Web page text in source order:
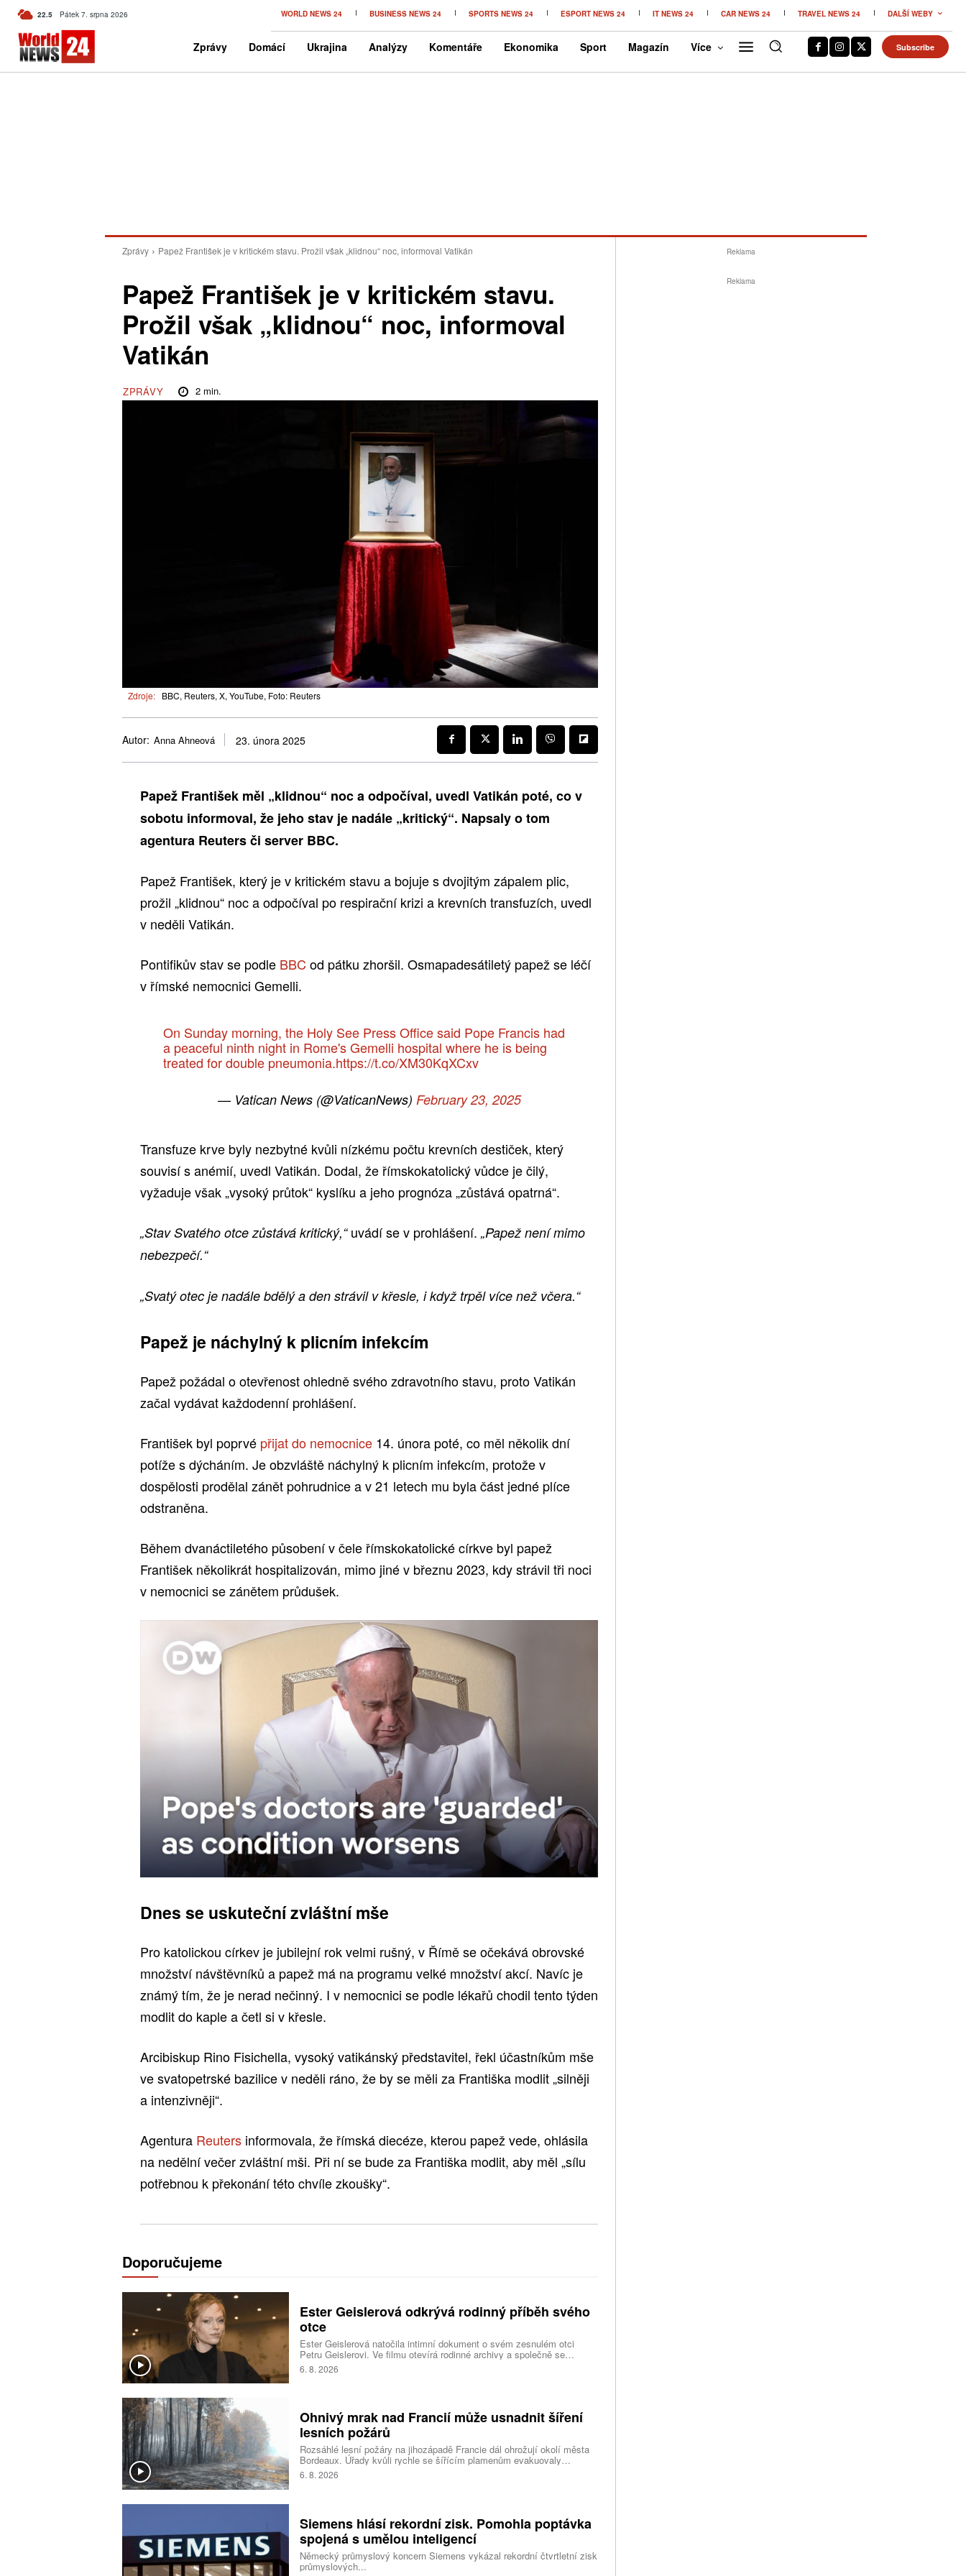
22.5 C Czech
Pátek 7. srpna 2026 WORLD NEWS 24 BUSINESS NEWS 24 SPORTS NEWS 24 ESPORT NEWS 24 IT NEWS 24 CAR NEWS 24 TRAVEL NEWS 24 DALŠÍ WEBY
Zprávy Domácí Ukrajina Analýzy Komentáře Ekonomika Sport Magazín Více Subscribe
Zprávy Papež František je v kritickém stavu. Prožil však „klidnou“ noc, informoval Vatikán
Papež František je v kritickém stavu.
Prožil však „klidnou“ noc, informoval
Vatikán
ZPRÁVY 2 min.
Zdroje: BBC, Reuters, X, YouTube, Foto: Reuters
Autor: Anna Ahneová 23. února 2025
Papež František měl „klidnou“ noc a odpočíval, uvedl Vatikán poté, co v
sobotu informoval, že jeho stav je nadále „kritický“. Napsaly o tom
agentura Reuters či server BBC.
Papež František, který je v kritickém stavu a bojuje s dvojitým zápalem plic,
prožil „klidnou“ noc a odpočíval po respirační krizi a krevních transfuzích, uvedl
v neděli Vatikán.
Pontifikův stav se podle BBC od pátku zhoršil. Osmapadesátiletý papež se léčí
v římské nemocnici Gemelli.
On Sunday morning, the Holy See Press Office said Pope Francis had
a peaceful ninth night in Rome's Gemelli hospital where he is being
treated for double pneumonia.https://t.co/XM30KqXCxv
— Vatican News (@VaticanNews) February 23, 2025
Transfuze krve byly nezbytné kvůli nízkému počtu krevních destiček, který
souvisí s anémií, uvedl Vatikán. Dodal, že římskokatolický vůdce je čilý,
vyžaduje však „vysoký průtok“ kyslíku a jeho prognóza „zůstává opatrná“.
„Stav Svatého otce zůstává kritický,“uvádí se v prohlášení. „Papež není mimo
nebezpečí.“
„Svatý otec je nadále bdělý a den strávil v křesle, i když trpěl více než včera.“
Papež je náchylný k plicním infekcím
Papež požádal o otevřenost ohledně svého zdravotního stavu, proto Vatikán
začal vydávat každodenní prohlášení.
František byl poprvé přijat do nemocnice 14. února poté, co měl několik dní
potíže s dýcháním. Je obzvláště náchylný k plicním infekcím, protože v
dospělosti prodělal zánět pohrudnice a v 21 letech mu byla část jedné plíce
odstraněna.
Během dvanáctiletého působení v čele římskokatolické církve byl papež
František několikrát hospitalizován, mimo jiné v březnu 2023, kdy strávil tři noci
v nemocnici se zánětem průdušek.
Dnes se uskuteční zvláštní mše
Pro katolickou církev je jubilejní rok velmi rušný, v Římě se očekává obrovské
množství návštěvníků a papež má na programu velké množství akcí. Navíc je
známý tím, že je nerad nečinný. I v nemocnici se podle lékařů chodil tento týden
modlit do kaple a četl si v křesle.
Arcibiskup Rino Fisichella, vysoký vatikánský představitel, řekl účastníkům mše
ve svatopetrské bazilice v neděli ráno, že by se měli za Františka modlit „silněji
a intenzivněji“.
Agentura Reuters informovala, že římská diecéze, kterou papež vede, ohlásila
na nedělní večer zvláštní mši. Při ní se bude za Františka modlit, aby měl „sílu
potřebnou k překonání této chvíle zkoušky“.
Doporučujeme
Ester Geislerová odkrývá rodinný příběh svého
otce
Ester Geislerová natočila intimní dokument o svém zesnulém otci
Petru Geislerovi. Ve filmu otevírá rodinné archivy a společně se
sestrou Aňou skládá portrét talentovaného muže, který měl v sobě
vřelost i temnější stránku.
6. 8. 2026
Ohnivý mrak nad Francií může usnadnit šíření
lesních požárů
Rozsáhlé lesní požáry na jihozápadě Francie dál ohrožují okolí města
Bordeaux. Úřady kvůli rychle se šířícím plamenům evakuovaly
desetitisíce lidí a nevylučují ani další rozšiřování bezpečnostních
opatření. Hasiči zároveň čelí neobvyklému jevu, který podle nich
6. 8. 2026
Siemens hlásí rekordní zisk. Pomohla poptávka
spojená s umělou inteligencí
Německý průmyslový koncern Siemens vykázal rekordní čtvrtletní zisk
průmyslových...
Reklama
Reklama